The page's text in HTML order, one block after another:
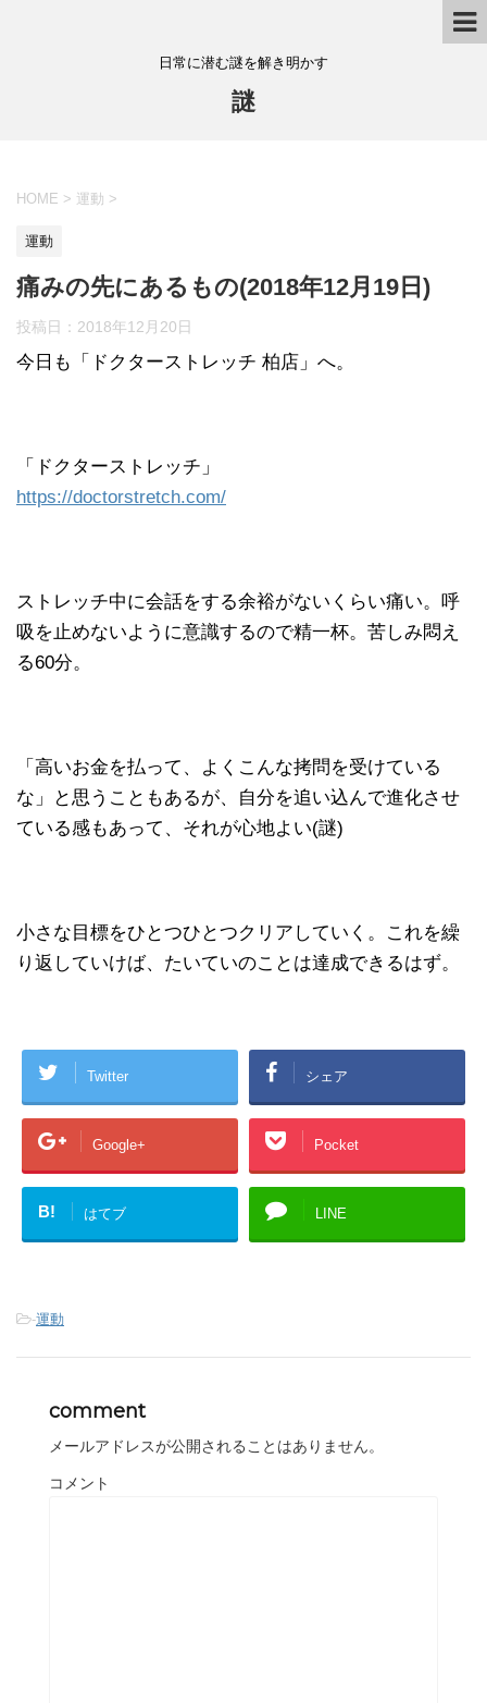
日常に潜む謎を解き明かす
謎
HOME > 運動 >
運動
痛みの先にあるもの(2018年12月19日)
投稿日： 2018年12月20日
今日も「ドクターストレッチ 柏店」へ。
「ドクターストレッチ」
https://doctorstretch.com/
ストレッチ中に会話をする余裕がないくらい痛い。呼
吸を止めないように意識するので精一杯。苦しみ悶え
る60分。
「高いお金を払って、よくこんな拷問を受けている
な」と思うこともあるが、自分を追い込んで進化させ
ている感もあって、それが心地よい(謎)
小さな目標をひとつひとつクリアしていく。これを繰
り返していけば、たいていのことは達成できるはず。
Twitter シェア
Google+ Pocket
B! はてブ LINE
-運動
comment
メールアドレスが公開されることはありません。
コメント